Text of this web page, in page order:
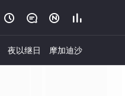
   
夜以继日 摩加迪沙